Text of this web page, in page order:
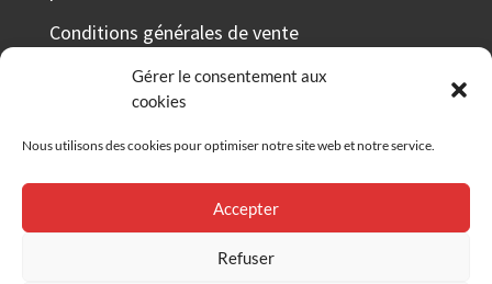
Gérer le consentement aux
cookies
Nous utilisons des cookies pour optimiser notre site web et notre service.
Accepter
Refuser
Conditions générales de vente
Taux de réussite 2025-2026